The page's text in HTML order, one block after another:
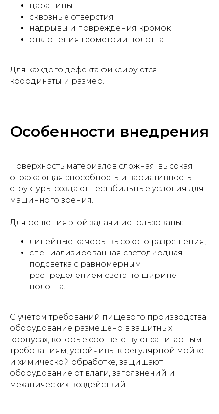
царапины
сквозные отверстия
надрывы и повреждения кромок
отклонения геометрии полотна
Для каждого дефекта фиксируются
координаты и размер.
Особенности внедрения
Поверхность материалов сложная: высокая
отражающая способность и вариативность
структуры создают нестабильные условия для
машинного зрения.
Для решения этой задачи использованы:
линейные камеры высокого разрешения,
специализированная светодиодная
подсветка с равномерным
распределением света по ширине
полотна.
С учетом требований пищевого производства
оборудование размещено в защитных
корпусах, которые соответствуют санитарным
требованиям, устойчивы к регулярной мойке
и химической обработке, защищают
оборудование от влаги, загрязнений и
механических воздействий